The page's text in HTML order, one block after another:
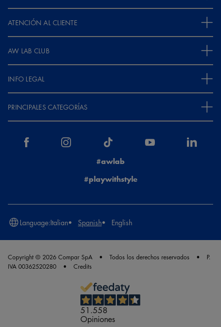
ATENCIÓN AL CLIENTE
AW LAB CLUB
INFO LEGAL
PRINCIPALES CATEGORÍAS
#awlab
#playwithstyle
Language:Italian Spanish English
Copyright © 2026 Compar SpA Todos los derechos reservados
P.
IVA 00362520280
Credits
51.558
Opiniones